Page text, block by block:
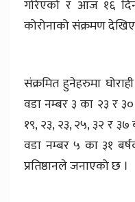
गरिएको र आज १६
कोरोनाको संक्रमण
संक्रमित हुनेहरुमा
वडा नम्बर ३ का २३ र
१९, २३, २३, २५, ३२ र
वडा नम्बर ५ का ३१
प्रतिष्ठानले जनाएको छ ।